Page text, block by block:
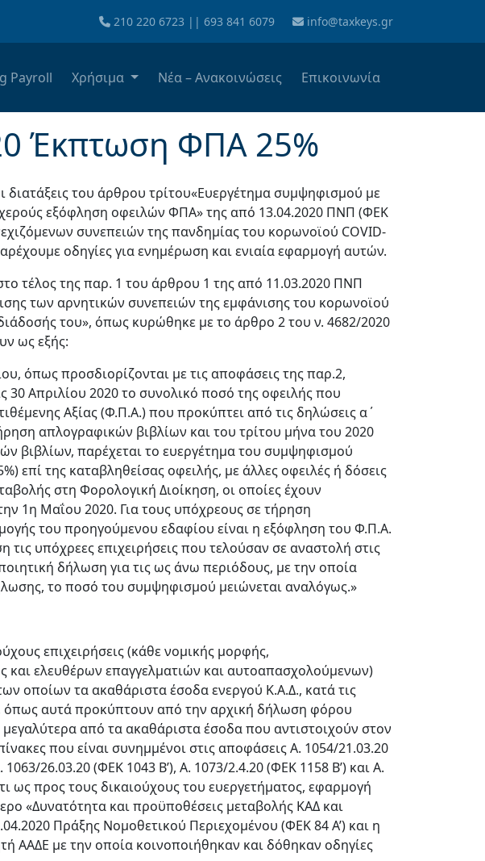
210 220 6723 || 693 841 6079 info@taxkeys.gr
Payroll Χρήσιμα Νέα – Ανακοινώσεις Επικοινωνία
Έκπτωση ΦΠΑ 25%
διατάξεις του άρθρου τρίτου«Ευεργέτημα συμψηφισμού με
εξόφληση οφειλών ΦΠΑ» της από 13.04.2020 ΠΝΠ (ΦΕΚ
συνεπειών της πανδημίας του κορωνοϊού COVID-
οδηγίες για ενημέρωση και ενιαία εφαρμογή αυτών.
τέλος της παρ. 1 του άρθρου 1 της από 11.03.2020 ΠΝΠ
των αρνητικών συνεπειών της εμφάνισης του κορωνοϊού
του», όπως κυρώθηκε με το άρθρο 2 του ν. 4682/2020
ως εξής:
όπως προσδιορίζονται με τις αποφάσεις της παρ.2,
Απριλίου 2020 το συνολικό ποσό της οφειλής που
Αξίας (Φ.Π.Α.) που προκύπτει από τις δηλώσεις α΄
απλογραφικών βιβλίων και του τρίτου μήνα του 2020
βιβλίων, παρέχεται το ευεργέτημα του συμψηφισμού
επί της καταβληθείσας οφειλής, με άλλες οφειλές ή δόσεις
στη Φορολογική Διοίκηση, οι οποίες έχουν
1η Μαΐου 2020. Για τους υπόχρεους σε τήρηση
του προηγούμενου εδαφίου είναι η εξόφληση του Φ.Π.Α.
υπόχρεες επιχειρήσεις που τελούσαν σε αναστολή στις
δήλωση για τις ως άνω περιόδους, με την οποία
το ποσό του συμψηφισμού μειώνεται αναλόγως.»
επιχειρήσεις (κάθε νομικής μορφής,
ελευθέρων επαγγελματιών και αυτοαπασχολούμενων)
οποίων τα ακαθάριστα έσοδα ενεργού Κ.Α.Δ., κατά τις
όπως αυτά προκύπτουν από την αρχική δήλωση φόρου
από τα ακαθάριστα έσοδα που αντιστοιχούν στον
που είναι συνημμένοι στις αποφάσεις Α. 1054/21.03.20
26.03.20 (ΦΕΚ 1043 Β’), Α. 1073/2.4.20 (ΦΕΚ 1158 Β’) και Α.
ως προς τους δικαιούχους του ευεργετήματος, εφαρμογή
«Δυνατότητα και προϋποθέσεις μεταβολής ΚΑΔ και
Πράξης Νομοθετικού Περιεχομένου (ΦΕΚ 84 Α’) και η
ΑΑΔΕ με την οποία κοινοποιήθηκαν και δόθηκαν οδηγίες